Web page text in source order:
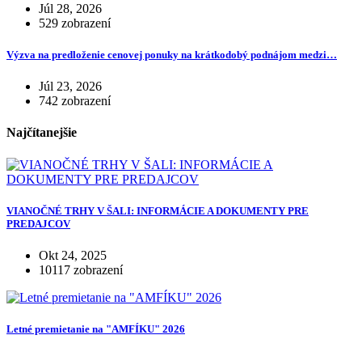
Júl 28, 2026
529 zobrazení
Výzva na predloženie cenovej ponuky na krátkodobý podnájom medzi…
Júl 23, 2026
742 zobrazení
Najčítanejšie
VIANOČNÉ TRHY V ŠALI: INFORMÁCIE A DOKUMENTY PRE
PREDAJCOV
Okt 24, 2025
10117 zobrazení
Letné premietanie na "AMFÍKU" 2026